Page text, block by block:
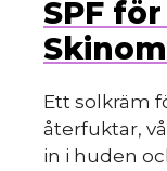
SPF
Ett solkräm
återfuktar,
in i huden